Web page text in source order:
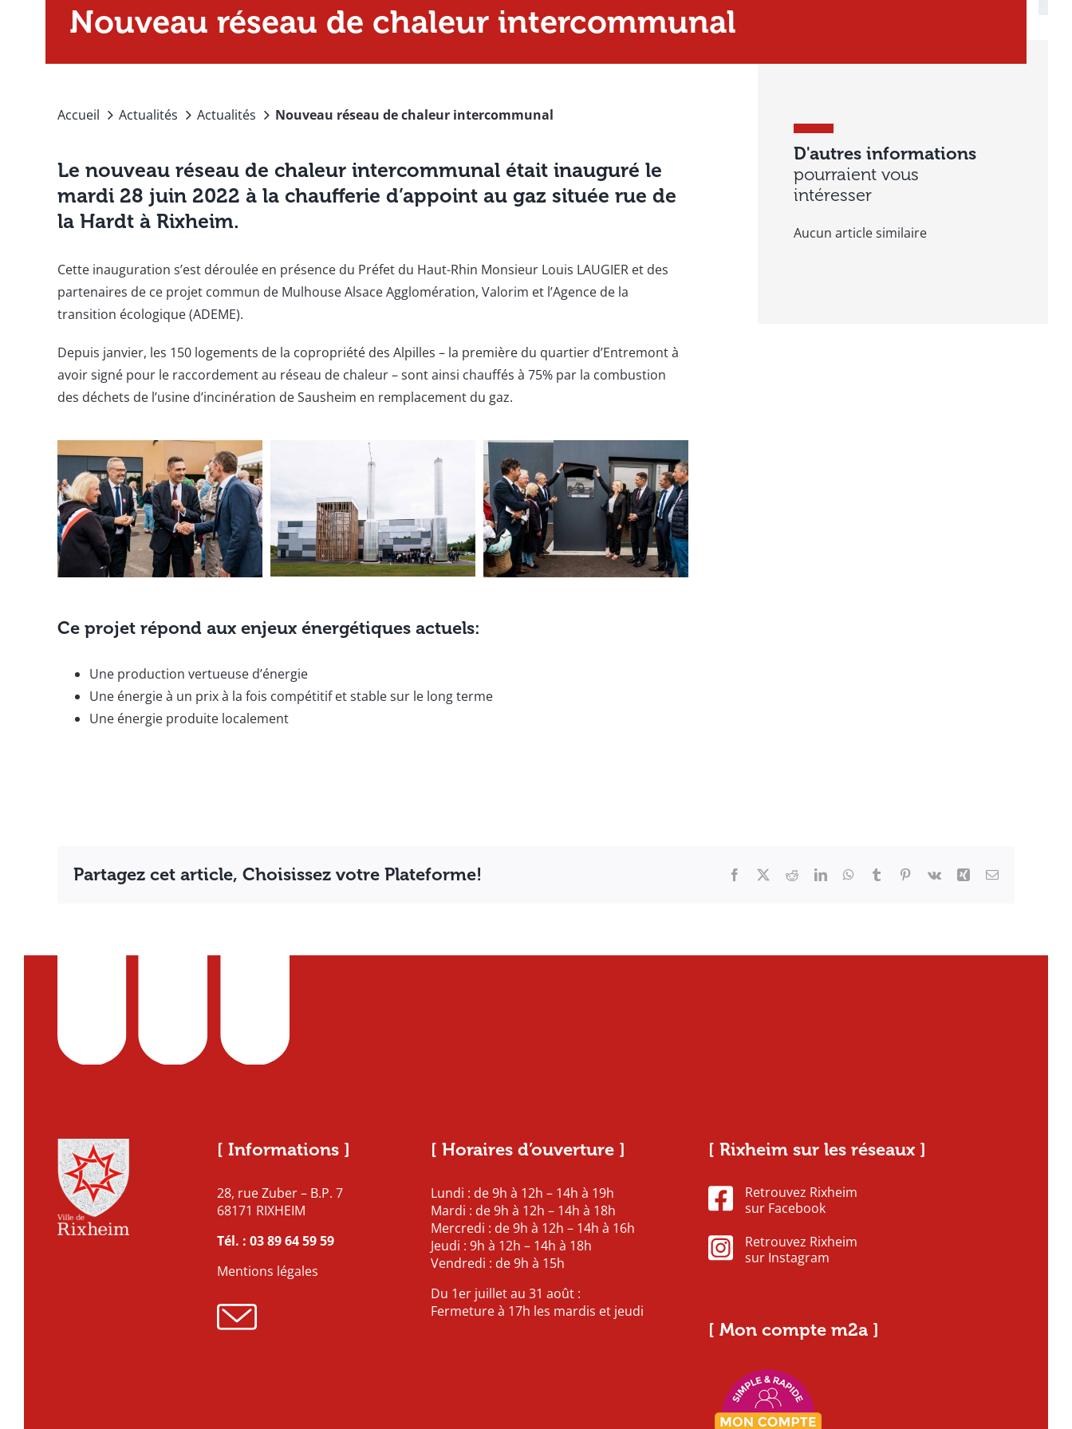
Nouveau réseau de chaleur intercommunal
Accueil Actualités Actualités Nouveau réseau de chaleur intercommunal
Le nouveau réseau de chaleur intercommunal était inauguré le
mardi 28 juin 2022 à la chaufferie d’appoint au gaz située rue de
la Hardt à Rixheim.
Cette inauguration s’est déroulée en présence du Préfet du Haut-Rhin Monsieur Louis LAUGIER et des
partenaires de ce projet commun de Mulhouse Alsace Agglomération, Valorim et l’Agence de la
transition écologique (ADEME).
Depuis janvier, les 150 logements de la copropriété des Alpilles – la première du quartier d’Entremont à
avoir signé pour le raccordement au réseau de chaleur – sont ainsi chauffés à 75% par la combustion
des déchets de l’usine d’incinération de Sausheim en remplacement du gaz.
Ce projet répond aux enjeux énergétiques actuels:
Une production vertueuse d’énergie
Une énergie à un prix à la fois compétitif et stable sur le long terme
Une énergie produite localement
D'autres informations
pourraient vous
intéresser
Aucun article similaire
Partagez cet article, Choisissez votre Plateforme! Facebook RedditLinkedInWhatsApp
Tumblr Pinterest
Vk Xing Email
[ Informations ]
28, rue Zuber – B.P. 7
68171 RIXHEIM
Tél. : 03 89 64 59 59
Mentions légales
[ Horaires d’ouverture ]
Lundi : de 9h à 12h – 14h à 19h
Mardi : de 9h à 12h – 14h à 18h
Mercredi : de 9h à 12h – 14h à 16h
Jeudi : 9h à 12h – 14h à 18h
Vendredi : de 9h à 15h
Du 1er juillet au 31 août :
Fermeture à 17h les mardis et jeudi
[ Rixheim sur les réseaux ]
Retrouvez Rixheim
sur Facebook
Retrouvez Rixheim
sur Instagram
[ Mon compte m2a ]